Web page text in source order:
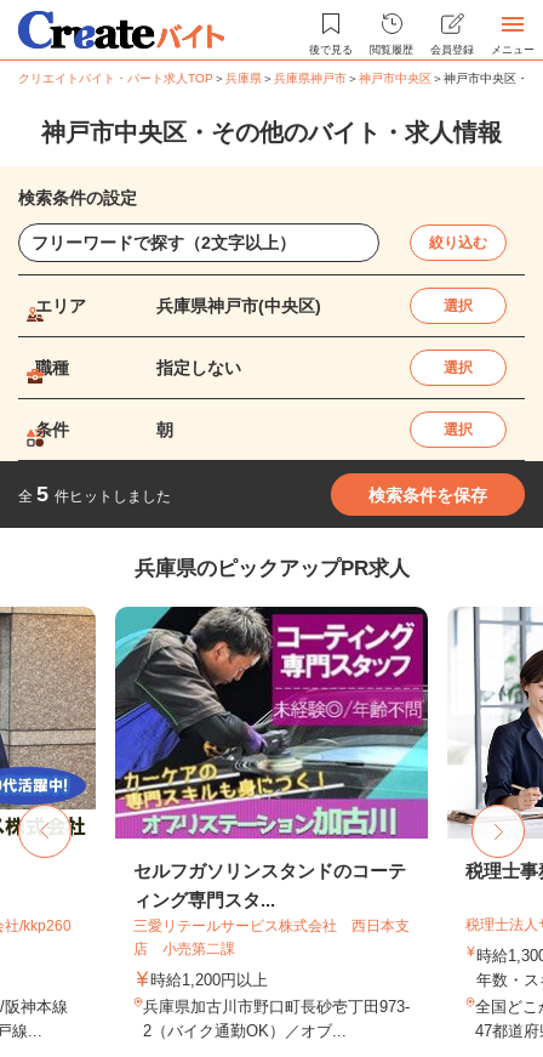
後で見る 閲覧履歴 会員登録 メニュー
クリエイトバイト・パート求人TOP ＞兵庫県＞兵庫県神戸市＞神戸市中央区＞神戸市中央区・
神戸市中央区・その他のバイト・求人情報
検索条件の設定
絞り込む
エリア 兵庫県神戸市(中央区) 選択
職種 指定しない 選択
条件 朝 選択
全 5 件ヒットしました 検索条件を保存
兵庫県のピックアップPR求人
社/kkp260
神本線
線...
セルフガソリンスタンドのコーテ
ィング専門スタ...
三愛リテールサービス株式会社 西日本支
店 小売第二課
時給1,200円以上
兵庫県加古川市野口町長砂壱丁田973-
2（バイク通勤OK）／オブ...
税理士事
税理士法人
時給
年数・
全国どこ
47都道